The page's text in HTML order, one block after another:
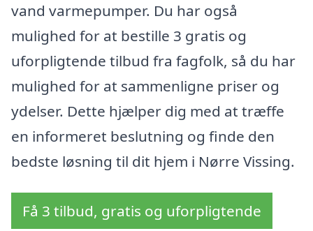
vand varmepumper. Du har også
mulighed for at bestille 3 gratis og
uforpligtende tilbud fra fagfolk, så du har
mulighed for at sammenligne priser og
ydelser. Dette hjælper dig med at træffe
en informeret beslutning og finde den
bedste løsning til dit hjem i Nørre Vissing.
Få 3 tilbud, gratis og uforpligtende